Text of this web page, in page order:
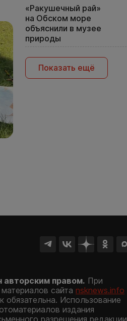
«Ракушечный рай»
на Обском море
объяснили в музее
природы
Показать ещё
авторским правом. При
сайта nsknews.info
обязательна. Использование
издания
разрешения редакции.